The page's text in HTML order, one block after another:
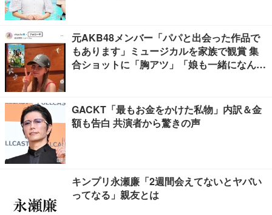
元AKB48メンバー「パパと出会った作品で
もあります」ミュージカルを家族で観賞 集
合ショットに「胸アツ」「娘も一緒になんて
GACKT「最もお金をかけた私物」内訳＆金
額も告白 共演者から驚きの声
キンプリ永瀬廉「2週間会えてないとヤバい
ってなる」親友とは